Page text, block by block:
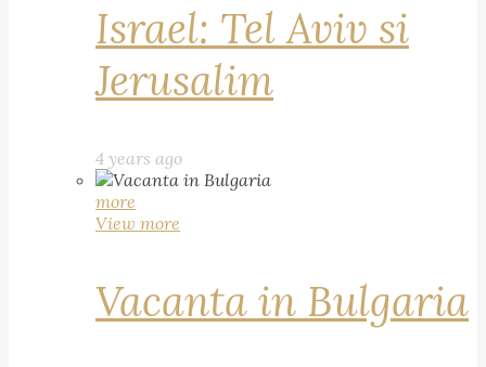
Israel: Tel Aviv si
Jerusalim
4 years ago
more
View more
Vacanta in Bulgaria